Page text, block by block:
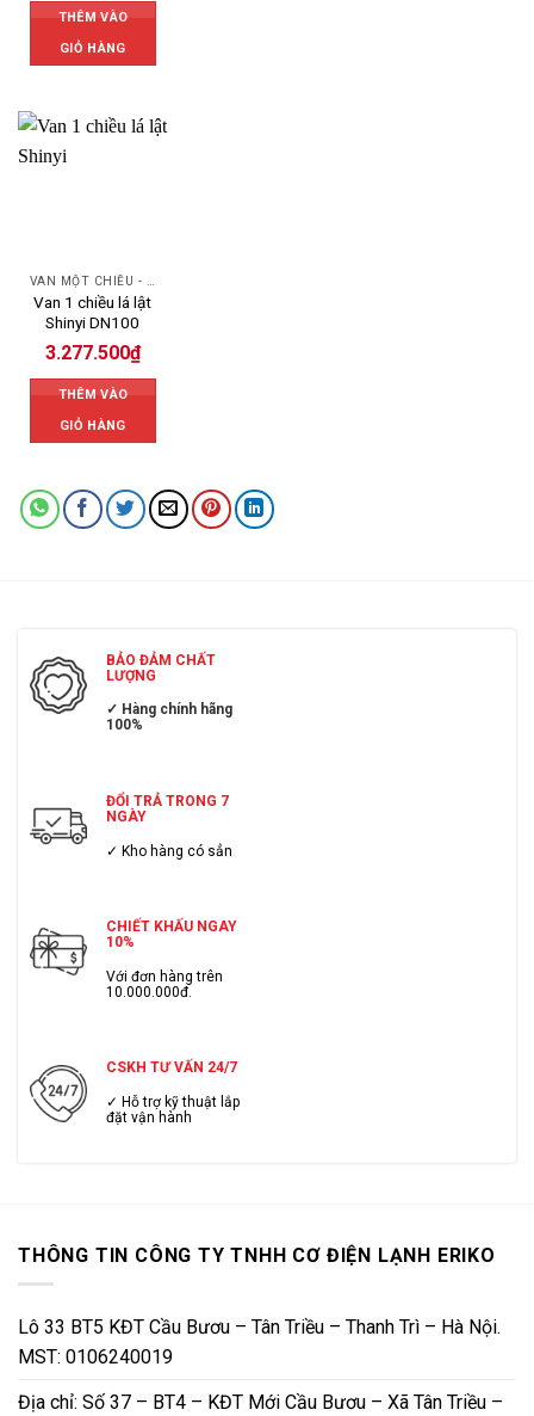
THÊM VÀO
GIỎ HÀNG
VAN MỘT CHIỀU - SWING CHECK VALVE
Van 1 chiều lá lật
Shinyi DN100
3.277.500₫
THÊM VÀO
GIỎ HÀNG
BẢO ĐẢM CHẤT
LƯỢNG
✓ Hàng chính hãng
100%
ĐỔI TRẢ TRONG 7
NGÀY
✓ Kho hàng có sẳn
CHIẾT KHẤU NGAY
10%
Với đơn hàng trên
10.000.000đ.
CSKH TƯ VẤN 24/7
✓ Hỗ trợ kỹ thuật lắp
đặt vận hành
THÔNG TIN CÔNG TY TNHH CƠ ĐIỆN LẠNH ERIKO
Lô 33 BT5 KĐT Cầu Bươu – Tân Triều – Thanh Trì – Hà Nội.
MST: 0106240019
Địa chỉ: Số 37 – BT4 – KĐT Mới Cầu Bươu – Xã Tân Triều –